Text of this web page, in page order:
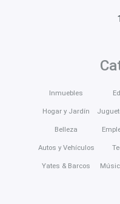
Inmuebles
Hogar y Jardín
Belleza
Autos y Vehículos
Yates & Barcos